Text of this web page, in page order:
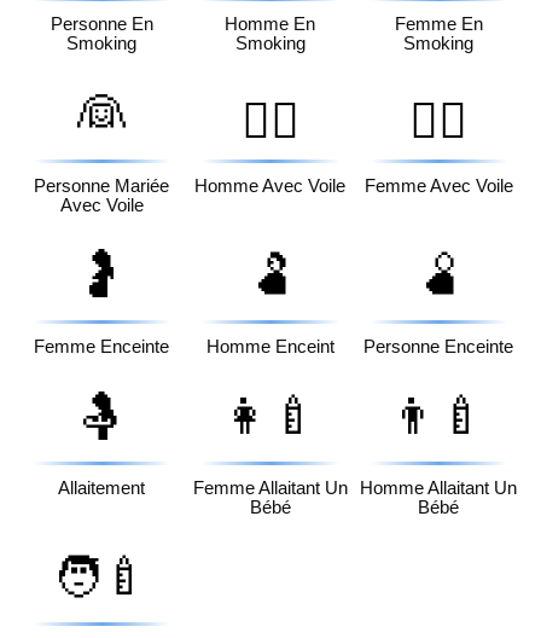
Personne En
Smoking
Homme En
Smoking
Femme En
Smoking
👰
Personne Mariée
Avec Voile
👰‍♂️
Homme Avec Voile
👰‍♀️
Femme Avec Voile
🤰
Femme Enceinte
🫃
Homme Enceint
🫄
Personne Enceinte
🤱
Allaitement
👩‍🍼
Femme Allaitant Un
Bébé
👨‍🍼
Homme Allaitant Un
Bébé
🧑‍🍼